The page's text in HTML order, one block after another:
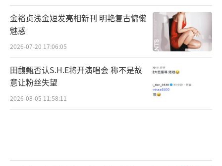
金裕贞浅金短发亮相新刊 明艳复古慵懒
魅惑
2026-07-20 17:06:05
田馥甄否认S.H.E将开演唱会 称不是故
意让粉丝失望
2026-08-05 11:58:11